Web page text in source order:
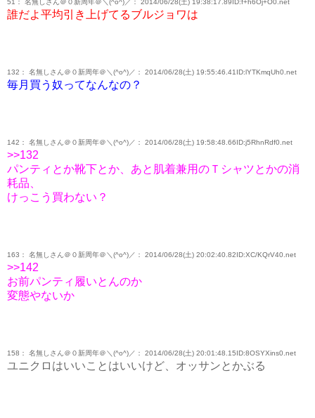
51： 名無しさん＠０新周年＠＼(^o^)／： 2014/06/28(土) 19:38:17.89ID:f+h6Oj+O0.net
誰だよ平均引き上げてるブルジョワは
132： 名無しさん＠０新周年＠＼(^o^)／： 2014/06/28(土) 19:55:46.41ID:lYTKmqUh0.net
毎月買う奴ってなんなの？
142： 名無しさん＠０新周年＠＼(^o^)／： 2014/06/28(土) 19:58:48.66ID:j5RhnRdf0.net
>>132
パンティとか靴下とか、あと肌着兼用のＴシャツとかの消
耗品、
けっこう買わない？
163： 名無しさん＠０新周年＠＼(^o^)／： 2014/06/28(土) 20:02:40.82ID:XC/KQrV40.net
>>142
お前パンティ履いとんのか
変態やないか
158： 名無しさん＠０新周年＠＼(^o^)／： 2014/06/28(土) 20:01:48.15ID:8OSYXins0.net
ユニクロはいいことはいいけど、オッサンとかぶる